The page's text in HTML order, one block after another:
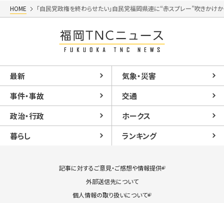
HOME 「自民党政権を終わらせたい」自民党福岡県連に“赤スプレー”吹きか
最新
気象・災害
事件・事故
交通
政治・行政
ホークス
暮らし
ランキング
記事に対するご意見・ご感想や情報提供
外部送信先について
個人情報の取り扱いについて